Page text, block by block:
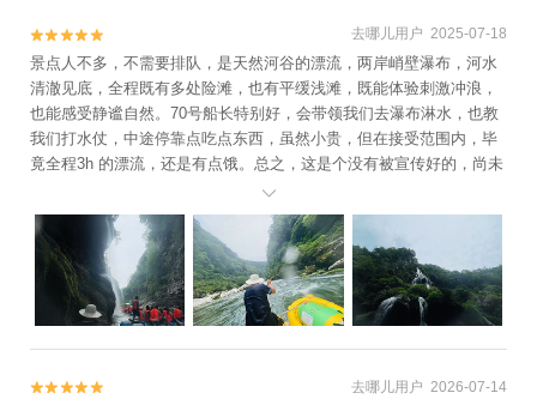

 去哪儿用户 2025-07-18
景点人不多，不需要排队，是天然河谷的漂流，两岸峭壁瀑布，河水
清澈见底，全程既有多处险滩，也有平缓浅滩，既能体验刺激冲浪，
也能感受静谧自然。70号船长特别好，会带领我们去瀑布淋水，也教
我们打水仗，中途停靠点吃点东西，虽然小贵，但在接受范围内，毕
竟全程3h 的漂流，还是有点饿。总之，这是个没有被宣传好的，尚未
成为网红的游玩胜地，大家抓紧时间去感受。特别是有老人孩子的，
非常友好！强推！


 去哪儿用户 2026-07-14